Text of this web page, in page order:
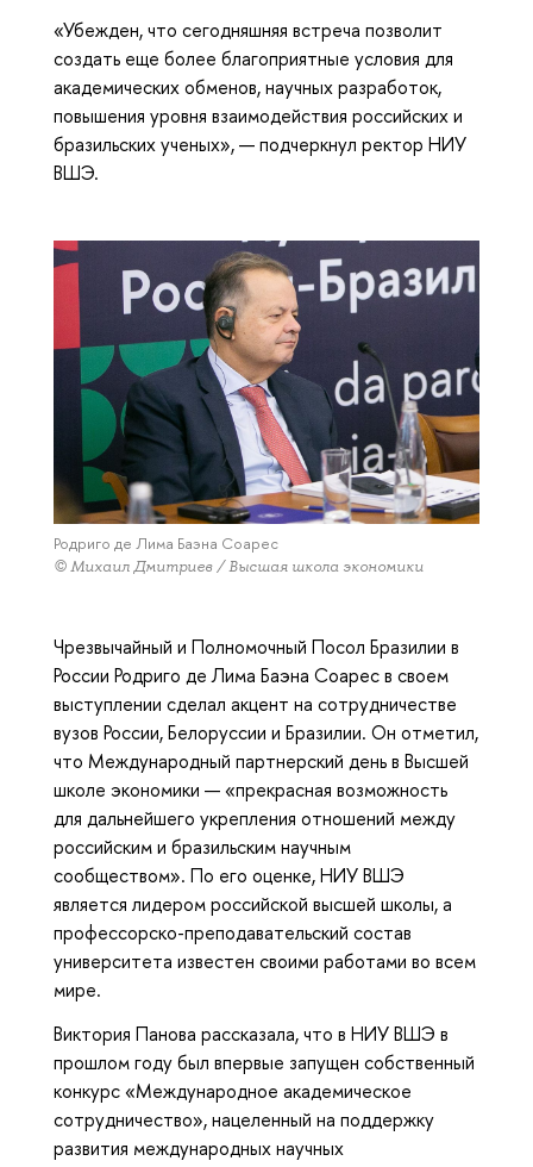
«Убежден, что сегодняшняя встреча позволит
создать еще более благоприятные условия для
академических обменов, научных разработок,
повышения уровня взаимодействия российских и
бразильских ученых», — подчеркнул ректор НИУ
ВШЭ.
Родриго де Лима Баэна Соарес
© Михаил Дмитриев / Высшая школа экономики
Чрезвычайный и Полномочный Посол Бразилии в
России Родриго де Лима Баэна Соарес в своем
выступлении сделал акцент на сотрудничестве
вузов России, Белоруссии и Бразилии. Он отметил,
что Международный партнерский день в Высшей
школе экономики — «прекрасная возможность
для дальнейшего укрепления отношений между
российским и бразильским научным
сообществом». По его оценке, НИУ ВШЭ
является лидером российской высшей школы, а
профессорско-преподавательский состав
университета известен своими работами во всем
мире.
Виктория Панова рассказала, что в НИУ ВШЭ в
прошлом году был впервые запущен собственный
конкурс «Международное академическое
сотрудничество», нацеленный на поддержку
развития международных научных